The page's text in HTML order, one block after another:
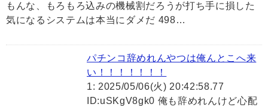
もんな、もろもろ込みの機械割だろうが打ち手に損した
気になるシステムは本当にダメだ 498…
パチンコ辞めれんやつは俺んとこへ来
い！！！！！！！
1: 2025/05/06(火) 20:42:58.77
ID:uSKgV8gk0 俺も辞めれんけど心配